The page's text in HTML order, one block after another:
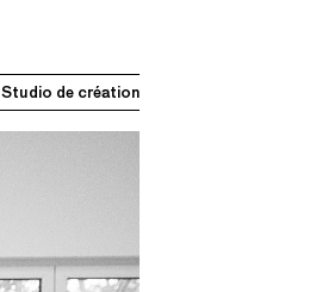
Studio de création